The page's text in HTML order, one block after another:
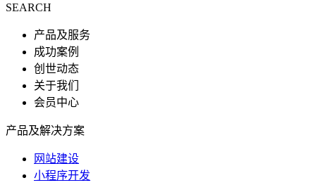
SEARCH
产品及服务
成功案例
创世动态
关于我们
会员中心
产品及解决方案
网站建设
小程序开发